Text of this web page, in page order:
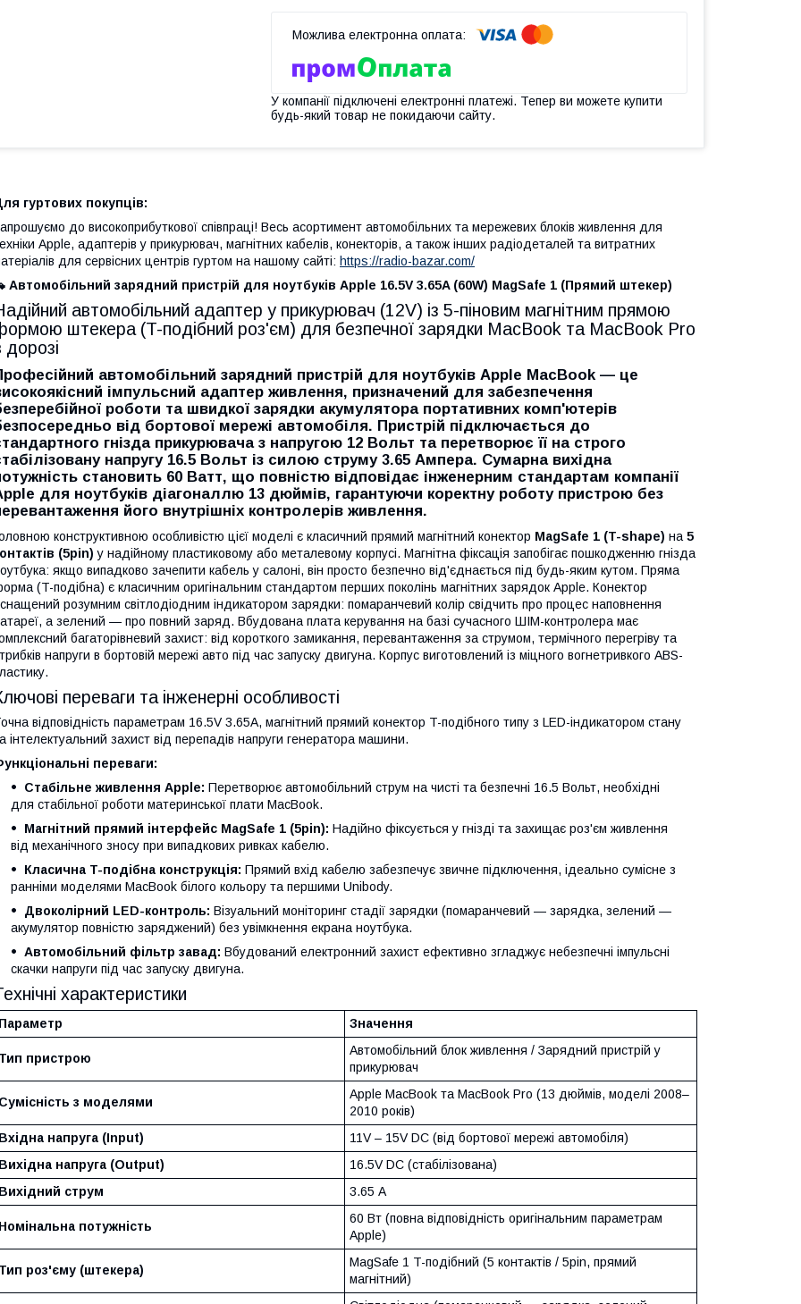
У компанії підключені електронні платежі. Тепер ви можете купити
будь-який товар не покидаючи сайту.
гуртових покупців:
до високоприбуткової співпраці! Весь асортимент автомобільних та мережевих блоків живлення для
Apple, адаптерів у прикурювач, магнітних кабелів, конекторів, а також інших радіодеталей та витратних
для сервісних центрів гуртом на нашому сайті: https://radio-bazar.com/
Автомобільний зарядний пристрій для ноутбуків Apple 16.5V 3.65A (60W) MagSafe 1 (Прямий штекер)
автомобільний адаптер у прикурювач (12V) із 5-піновим магнітним прямою
штекера (T-подібний роз'єм) для безпечної зарядки MacBook та MacBook Pro
дорозі
автомобільний зарядний пристрій для ноутбуків Apple MacBook — це
імпульсний адаптер живлення, призначений для забезпечення
роботи та швидкої зарядки акумулятора портативних комп'ютерів
від бортової мережі автомобіля. Пристрій підключається до
гнізда прикурювача з напругою 12 Вольт та перетворює її на строго
напругу 16.5 Вольт із силою струму 3.65 Ампера. Сумарна вихідна
становить 60 Ватт, що повністю відповідає інженерним стандартам компанії
для ноутбуків діагоналлю 13 дюймів, гарантуючи коректну роботу пристрою без
його внутрішніх контролерів живлення.
конструктивною особливістю цієї моделі є класичний прямий магнітний конектор MagSafe 1 (T-shape) на 5
(5pin) у надійному пластиковому або металевому корпусі. Магнітна фіксація запобігає пошкодженню гнізда
якщо випадково зачепити кабель у салоні, він просто безпечно від'єднається під будь-яким кутом. Пряма
(T-подібна) є класичним оригінальним стандартом перших поколінь магнітних зарядок Apple. Конектор
розумним світлодіодним індикатором зарядки: помаранчевий колір свідчить про процес наповнення
а зелений — про повний заряд. Вбудована плата керування на базі сучасного ШІМ-контролера має
багаторівневий захист: від короткого замикання, перевантаження за струмом, термічного перегріву та
напруги в бортовій мережі авто під час запуску двигуна. Корпус виготовлений із міцного вогнетривкого ABS-
переваги та інженерні особливості
відповідність параметрам 16.5V 3.65A, магнітний прямий конектор T-подібного типу з LED-індикатором стану
інтелектуальний захист від перепадів напруги генератора машини.
переваги:
Стабільне живлення Apple: Перетворює автомобільний струм на чисті та безпечні 16.5 Вольт, необхідні
для стабільної роботи материнської плати MacBook.
Магнітний прямий інтерфейс MagSafe 1 (5pin): Надійно фіксується у гнізді та захищає роз'єм живлення
від механічного зносу при випадкових ривках кабелю.
Класична T-подібна конструкція: Прямий вхід кабелю забезпечує звичне підключення, ідеально сумісне з
ранніми моделями MacBook білого кольору та першими Unibody.
Двоколірний LED-контроль: Візуальний моніторинг стадії зарядки (помаранчевий — зарядка, зелений —
акумулятор повністю заряджений) без увімкнення екрана ноутбука.
Автомобільний фільтр завад: Вбудований електронний захист ефективно згладжує небезпечні імпульсні
скачки напруги під час запуску двигуна.
характеристики
Параметр Значення
Тип пристрою
Автомобільний блок живлення / Зарядний пристрій у
прикурювач
Сумісність з моделями
Apple MacBook та MacBook Pro (13 дюймів, моделі 2008–
2010 років)
Вхідна напруга (Input)
11V – 15V DC (від бортової мережі автомобіля)
Вихідна напруга (Output)
16.5V DC (стабілізована)
Вихідний струм
3.65 А
Номінальна потужність
60 Вт (повна відповідність оригінальним параметрам
Apple)
Тип роз'єму (штекера)
MagSafe 1 T-подібний (5 контактів / 5pin, прямий
магнітний)